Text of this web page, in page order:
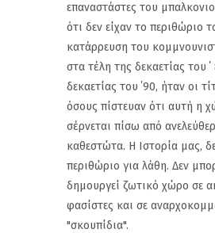
επαναστάστες του
ότι δεν είχαν το περιθώριο
κατάρρευση του
στα τέλη της δεκαετίας του
δεκαετίας του ΄90, ήταν οι
όσους πίστευαν ότι αυτή η
σέρνεται πίσω από
καθεστώτα. Η Ιστορία μας,
περιθώριο για λάθη. Δεν
δημουργεί ζωτικό χώρο σε
φασίστες και σε
"σκουπίδια".